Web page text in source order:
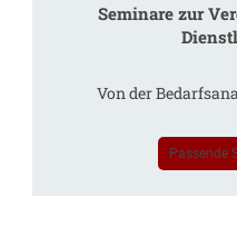
Seminare zur
Von der
Passende